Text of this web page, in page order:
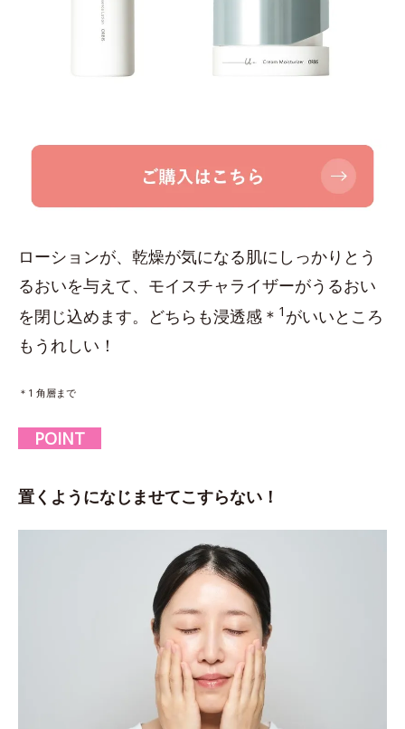
ローションが、乾燥が気になる肌にしっかりとう
るおいを与えて、モイスチャライザーがうるおい
を閉じ込めます。どちらも浸透感＊ 1 がいいところ
もうれしい！
＊1 角層まで
POINT
置くようになじませてこすらない！